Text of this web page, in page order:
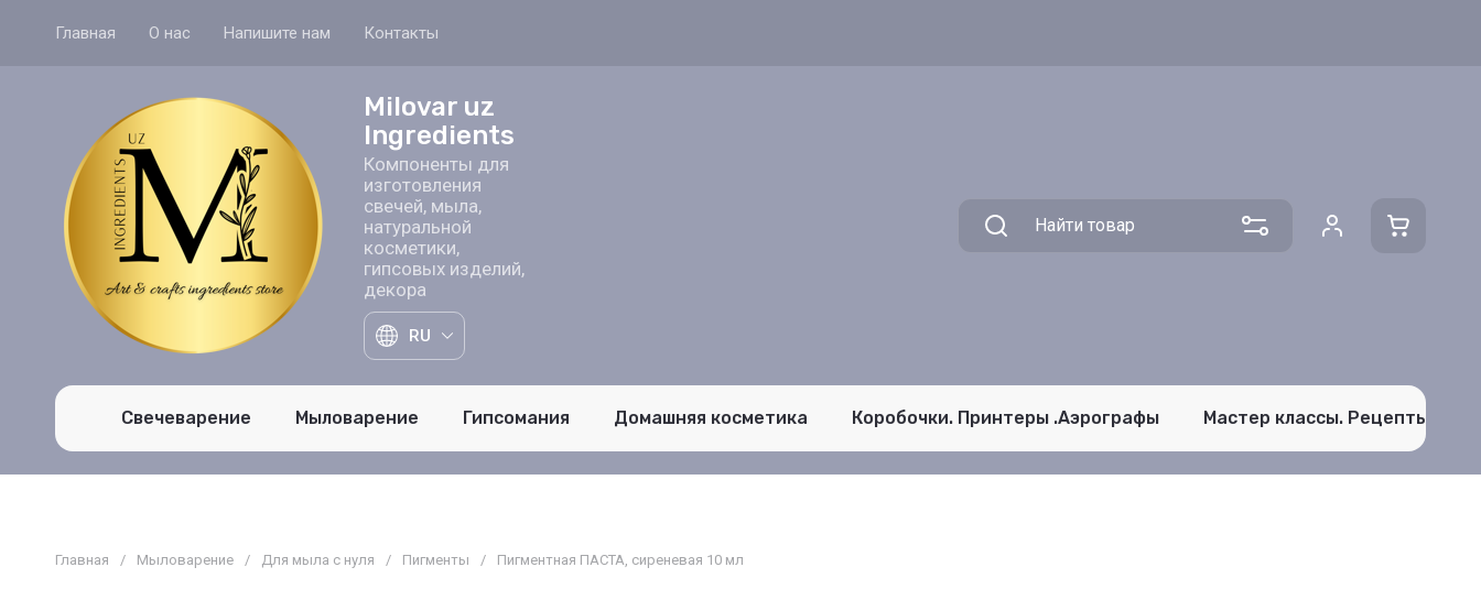
Главная О нас Напишите нам Контакты
Milovar uz
Ingredients
Компоненты для
изготовления
свечей, мыла,
натуральной
косметики,
гипсовых изделий,
декора
RU
Свечеварение Мыловарение Гипсомания Домашняя косметика Коробочки. Принтеры .Аэрографы Мастер классы. Рецепты
Главная / Мыловарение / Для мыла с нуля / Пигменты / Пигментная ПАСТА, сиреневая 10 мл